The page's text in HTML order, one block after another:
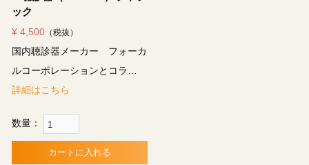
ック
¥ 4,500 （税抜）
国内聴診器メーカー フォーカ
ルコーポレーションとコラ…
詳細はこちら
数量：
カートに入れる